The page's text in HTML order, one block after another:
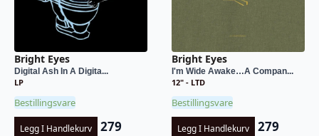
Bright Eyes
Digital Ash In A Digita...
LP
Bestillingsvare
Legg I Handlekurv 279
Bright Eyes
I'm Wide Awake…A Compan...
12" - LTD
Bestillingsvare
Legg I Handlekurv 279